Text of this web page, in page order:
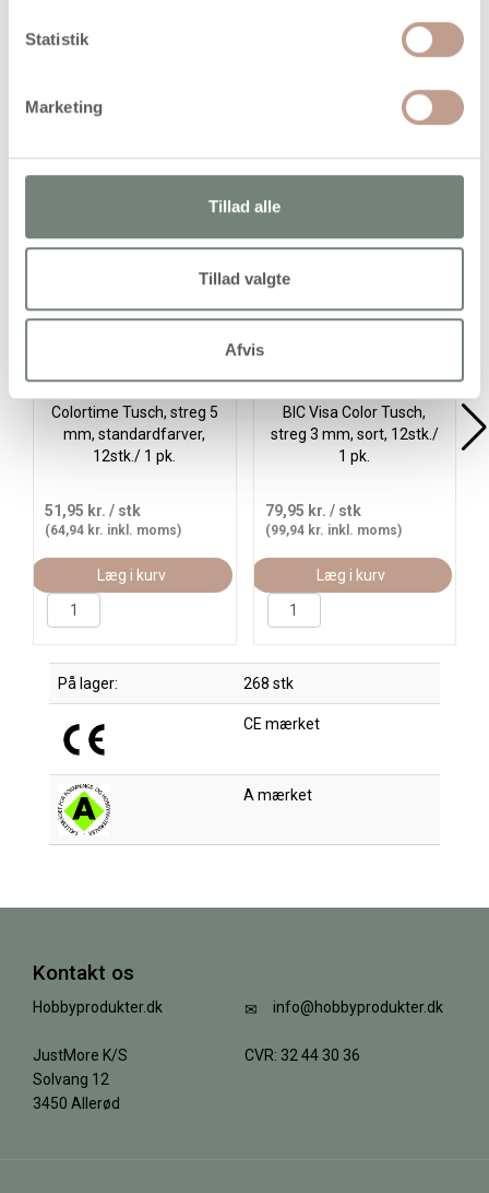
Statistik
Marketing
Tillad alle
Tillad valgte
Afvis
Vandbaseret, semidækkende tusch i rigtig god robust
Velegnet på hvide sugende overflader fx papir, kardus,
karton, malebøger m.v
Køb mere og spar
Colortime Tusch, streg 5
mm, standardfarver,
12stk./ 1 pk.
51,95 kr. / stk
(64,94 kr. inkl. moms)
Læg i kurv
BIC Visa Color Tusch,
streg 3 mm, sort, 12stk./
1 pk.
79,95 kr. / stk
(99,94 kr. inkl. moms)
Læg i kurv
På lager: 268 stk
CE mærket
A mærket
Kontakt os
Hobbyprodukter.dk
JustMore K/S
Solvang 12
3450 Allerød
info@hobbyprodukter.dk
CVR: 32 44 30 36